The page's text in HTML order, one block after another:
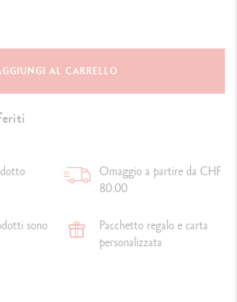
AL CARRELLO
Omaggio a partire da CHF
80.00
sono
Pacchetto regalo e carta
personalizzata